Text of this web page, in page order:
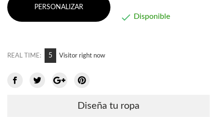
PERSONALIZAR
 Disponible
REAL TIME: 5 Visitor right now
Diseña tu ropa